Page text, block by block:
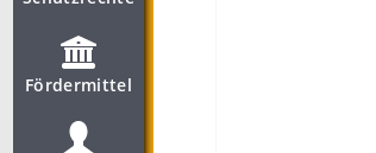
Fördermittel